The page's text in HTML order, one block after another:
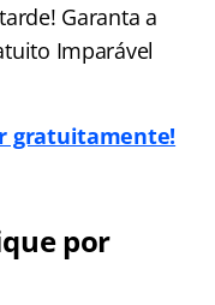
Garanta a
Imparável
gratuitamente!
por